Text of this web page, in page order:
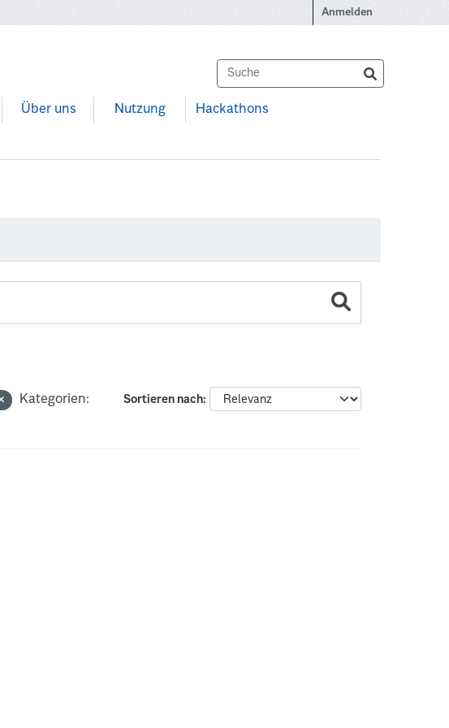
Anmelden
Über uns Nutzung Hackathons
Sortieren nach
Kategorien: